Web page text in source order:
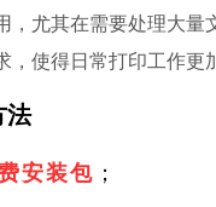
，尤其在需要处理大
使得日常打印工作更
法
安装包 ；